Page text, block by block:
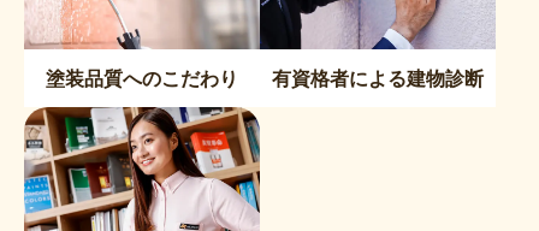
塗装品質へのこだわり 有資格者による建物診断